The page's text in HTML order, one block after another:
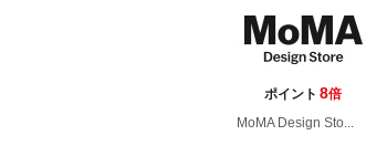
ポイント 8倍
MoMA Design Sto...